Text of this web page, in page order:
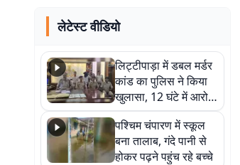
लेटेस्ट वीडियो
लिट्टीपाड़ा में डबल मर्डर
कांड का पुलिस ने किया
खुलासा, 12 घंटे में आरोपी
गिरफ्तार
पश्चिम चंपारण में स्कूल
बना तालाब, गंदे पानी से
होकर पढ़ने पहुंच रहे बच्चे